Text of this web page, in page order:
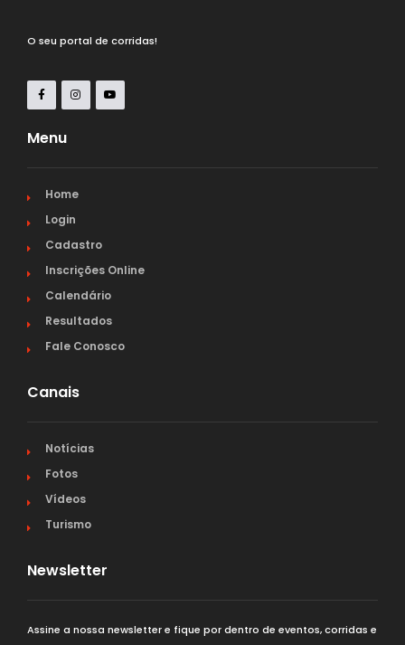
O seu portal de corridas!
Menu
Home
Login
Cadastro
Inscrições Online
Calendário
Resultados
Fale Conosco
Canais
Notícias
Fotos
Vídeos
Turismo
Newsletter
Assine a nossa newsletter e fique por dentro de eventos, corridas e